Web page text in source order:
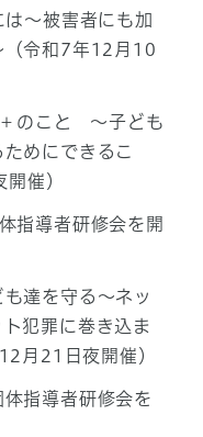
〜被害者にも加
（令和7年12月10
のこと 〜子ども
めにできるこ
催）
指導者研修会を開
達を守る〜ネッ
犯罪に巻き込ま
月21日夜開催）
指導者研修会を